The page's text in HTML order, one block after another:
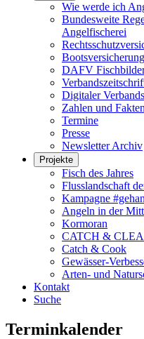
Wie werde ich
Bundesweite
Angelfischerei
Bootsversicherung
DAFV
Digitaler
Zahlen und
Termine
Presse
Newsletter Archiv
Projekte
Fisch des Jahres
Flusslandschaft
Kampagne
Angeln in der
Kormoran
CATCH &
Catch & Cook
Gewässer-
Arten- und
Kontakt
Suche
Terminkalender